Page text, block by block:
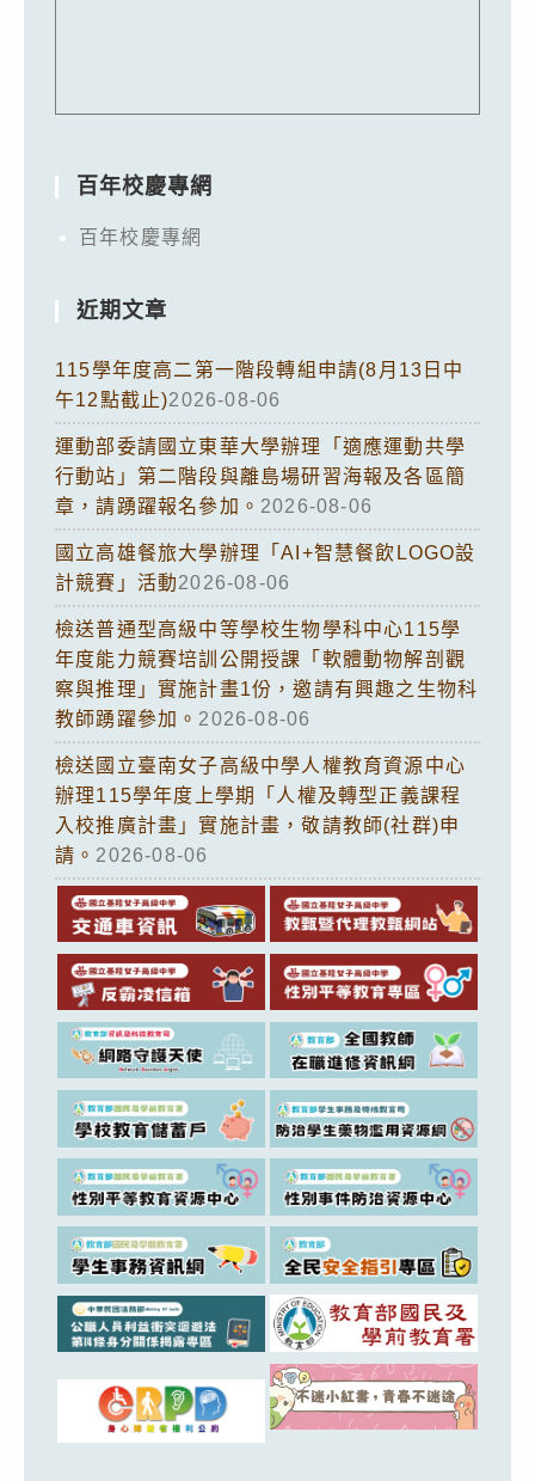
百年校慶專網
百年校慶專網
近期文章
115學年度高二第一階段轉組申請(8月13日中
午12點截止)2026-08-06
運動部委請國立東華大學辦理「適應運動共學
行動站」第二階段與離島場研習海報及各區簡
章，請踴躍報名參加。 2026-08-06
國立高雄餐旅大學辦理「AI+智慧餐飲LOGO設
計競賽」活動2026-08-06
檢送普通型高級中等學校生物學科中心115學
年度能力競賽培訓公開授課「軟體動物解剖觀
察與推理」實施計畫1份，邀請有興趣之生物科
教師踴躍參加。 2026-08-06
檢送國立臺南女子高級中學人權教育資源中心
辦理115學年度上學期「人權及轉型正義課程
入校推廣計畫」實施計畫，敬請教師(社群)申
請。 2026-08-06